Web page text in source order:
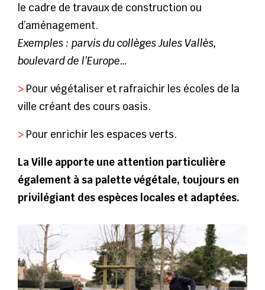
le cadre de travaux de construction ou
d’aménagement.
Exemples : parvis du collèges Jules Vallès,
boulevard de l’Europe…
> Pour végétaliser et rafraichir les écoles de la
ville créant des cours oasis.
> Pour enrichir les espaces verts.
La Ville apporte une attention particulière
également à sa palette végétale, toujours en
privilégiant des espèces locales et adaptées.